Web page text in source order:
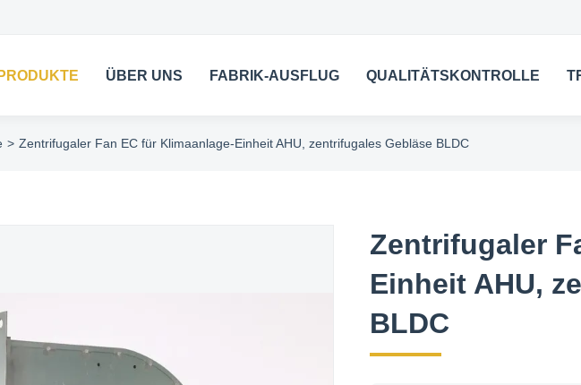
PRODUKTE ÜBER UNS FABRIK-AUSFLUG QUALITÄTSKONTROLLE
> Zentrifugaler Fan EC für Klimaanlage-Einheit AHU, zentrifugales Gebläse BLDC
Zentrifugaler
Einheit AHU,
BLDC